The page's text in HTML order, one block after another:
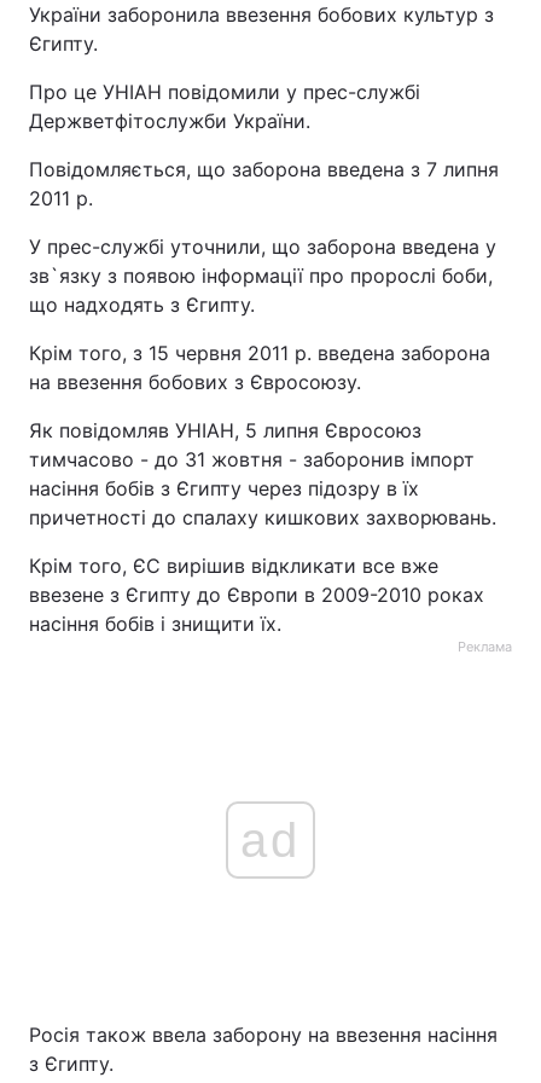
України заборонила ввезення бобових культур з
Єгипту.
Про це УНІАН повідомили у прес-службі
Держветфітослужби України.
Повідомляється, що заборона введена з 7 липня
2011 р.
У прес-службі уточнили, що заборона введена у
зв`язку з появою інформації про пророслі боби,
що надходять з Єгипту.
Крім того, з 15 червня 2011 р. введена заборона
на ввезення бобових з Євросоюзу.
Як повідомляв УНІАН, 5 липня Євросоюз
тимчасово - до 31 жовтня - заборонив імпорт
насіння бобів з Єгипту через підозру в їх
причетності до спалаху кишкових захворювань.
Крім того, ЄС вирішив відкликати все вже
ввезене з Єгипту до Європи в 2009-2010 роках
насіння бобів і знищити їх.
Реклама
ad
Росія також ввела заборону на ввезення насіння
з Єгипту.